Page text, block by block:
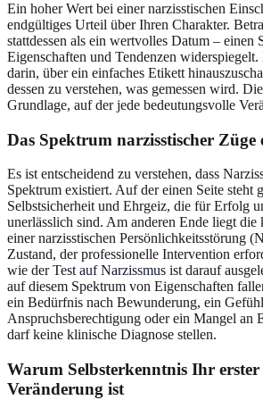
Ein hoher Wert bei einer narzisstischen
endgültiges Urteil über Ihren Charakter.
stattdessen als ein wertvolles Datum – einen
Eigenschaften und Tendenzen
darin, über ein einfaches Etikett
dessen zu verstehen, was gemessen wird.
Grundlage, auf der jede bedeutungsvolle
Das Spektrum narzisstischer
Es ist entscheidend zu verstehen, dass
Spektrum existiert. Auf der einen Seite steht
Selbstsicherheit und Ehrgeiz, die für Erfolg
unerlässlich sind. Am anderen Ende liegt die
einer narzisstischen Persönlichkeitsstörung
Zustand, der professionelle Intervention
wie derTest auf Narzissmus ist darauf
auf diesem Spektrum von Eigenschaften
ein Bedürfnis nach Bewunderung, ein
Anspruchsberechtigung oder ein Mangel an
darf keine klinische Diagnose stellen.
Warum Selbsterkenntnis Ihr
Veränderung ist